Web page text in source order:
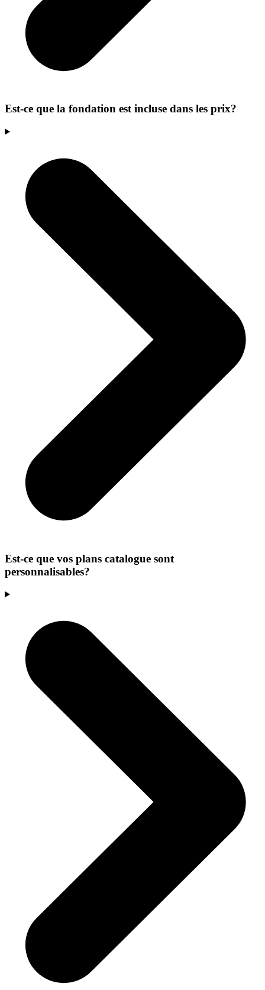
Est-ce que la fondation est incluse dans les prix?
Est-ce que vos plans catalogue sont
personnalisables?